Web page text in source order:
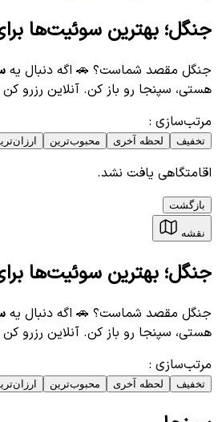
جنگل؛ بهترین سوئیت‌ها
جنگل مقصد شماست؟ 🚗 اگه دنبال یه
هستی، سپنجا رو باز کن. آنلاین رزرو
مرتب‌سازی :
تخفیف لحظه آخری محبوب‌ترین
اقامتگاهی یافت نشد.
بازگشت
نقشه
جنگل؛ بهترین سوئیت‌ها
جنگل مقصد شماست؟ 🚗 اگه دنبال یه
هستی، سپنجا رو باز کن. آنلاین رزرو
مرتب‌سازی :
تخفیف لحظه آخری محبوب‌ترین